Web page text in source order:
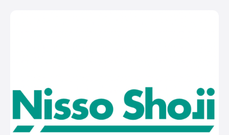
皆さまの酪農経営に役立てる、さまざまなサー
ビスや商品を紹介しています。
オンラインのスポンサー出展ブースです。